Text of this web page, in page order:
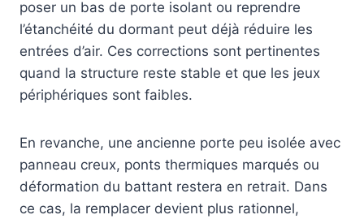
poser un bas de porte isolant ou reprendre
l’étanchéité du dormant peut déjà réduire les
entrées d’air. Ces corrections sont pertinentes
quand la structure reste stable et que les jeux
périphériques sont faibles.
En revanche, une ancienne porte peu isolée avec
panneau creux, ponts thermiques marqués ou
déformation du battant restera en retrait. Dans
ce cas, la remplacer devient plus rationnel,